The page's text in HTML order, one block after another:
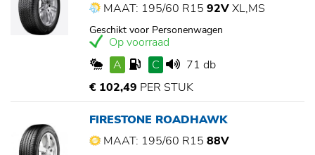
MAAT: 195/60 R15 92VXL,MS
Geschikt voor Personenwagen
Op voorraad
A
C
71 db
€ 102,49 PER STUK
FIRESTONE ROADHAWK
MAAT: 195/60 R15 88V